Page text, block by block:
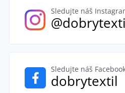
Sledujte náš
Sledujte náš
dobrytextil